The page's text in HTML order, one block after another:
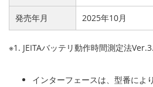
発売年月 2025年10月
※1. JEITAバッテリ動作時間測定法
インターフェースは、型番によ